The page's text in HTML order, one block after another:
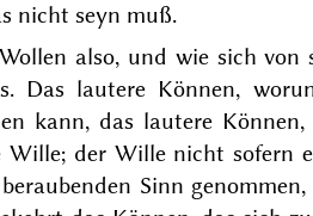
nicht seyn muß.
Wollen also, und wie sich von
Das lautere Können,
kann, das lautere
Wille; der Wille nicht sofern
Sinn